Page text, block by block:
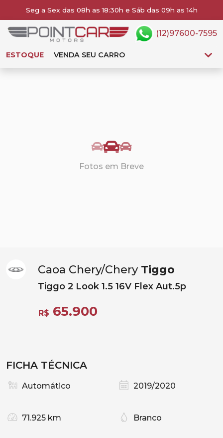
Seg a Sex das 08h as 18:30h e Sáb das 09h as 14h
ESTOQUE VENDA SEU CARRO
(12)97600-7595
Fotos em Breve
Caoa Chery/CheryTiggo
Tiggo 2 Look 1.5 16V Flex Aut.5p
R$ 65.900
FICHA TÉCNICA
Automático 2019/2020
71.925 km Branco